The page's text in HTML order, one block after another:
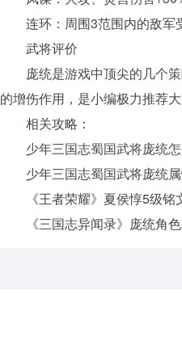
连环：周围3范围内的敌军
武将评价
庞统是游戏中顶尖的几个
的增伤作用，是小编极力推荐大
相关攻略：
少年三国志蜀国武将庞统
少年三国志蜀国武将庞统
《王者荣耀》夏侯惇5级
《三国志异闻录》庞统角